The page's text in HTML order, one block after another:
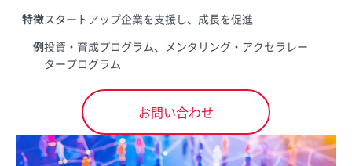
特徴スタートアップ企業を支援し、成長を促進
例投資・育成プログラム、メンタリング・アクセラレー
タープログラム
お問い合わせ